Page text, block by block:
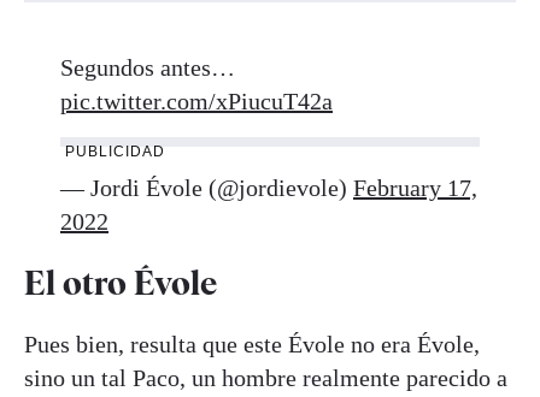
Segundos antes…
pic.twitter.com/xPiucuT42a
PUBLICIDAD
— Jordi Évole (@jordievole) February 17,
2022
El otro Évole
Pues bien, resulta que este Évole no era Évole,
sino un tal Paco, un hombre realmente parecido a